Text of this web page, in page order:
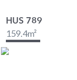
HUS 789
159.4m²